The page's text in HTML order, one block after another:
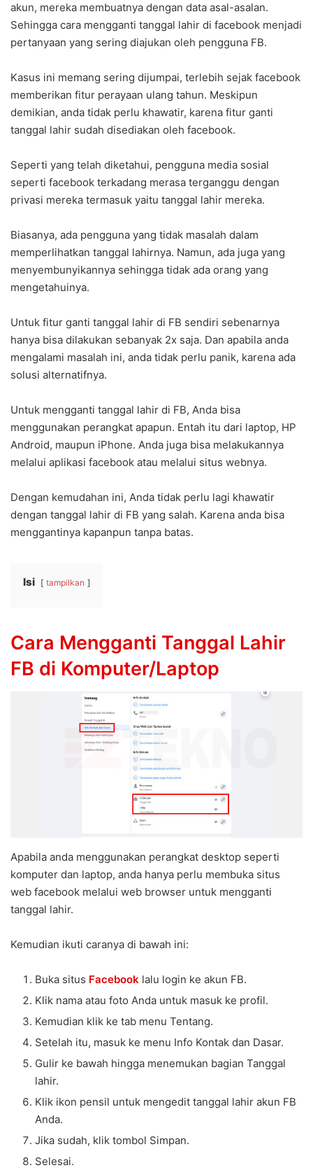
akun, mereka membuatnya dengan data asal-asalan.
Sehingga cara mengganti tanggal lahir di facebook menjadi
pertanyaan yang sering diajukan oleh pengguna FB.
Kasus ini memang sering dijumpai, terlebih sejak facebook
memberikan fitur perayaan ulang tahun. Meskipun
demikian, anda tidak perlu khawatir, karena fitur ganti
tanggal lahir sudah disediakan oleh facebook.
Seperti yang telah diketahui, pengguna media sosial
seperti facebook terkadang merasa terganggu dengan
privasi mereka termasuk yaitu tanggal lahir mereka.
Biasanya, ada pengguna yang tidak masalah dalam
memperlihatkan tanggal lahirnya. Namun, ada juga yang
menyembunyikannya sehingga tidak ada orang yang
mengetahuinya.
Untuk fitur ganti tanggal lahir di FB sendiri sebenarnya
hanya bisa dilakukan sebanyak 2x saja. Dan apabila anda
mengalami masalah ini, anda tidak perlu panik, karena ada
solusi alternatifnya.
Untuk mengganti tanggal lahir di FB, Anda bisa
menggunakan perangkat apapun. Entah itu dari laptop, HP
Android, maupun iPhone. Anda juga bisa melakukannya
melalui aplikasi facebook atau melalui situs webnya.
Dengan kemudahan ini, Anda tidak perlu lagi khawatir
dengan tanggal lahir di FB yang salah. Karena anda bisa
menggantinya kapanpun tanpa batas.
Isi tampilkan
Cara Mengganti Tanggal Lahir
FB di Komputer/Laptop
Apabila anda menggunakan perangkat desktop seperti
komputer dan laptop, anda hanya perlu membuka situs
web facebook melalui web browser untuk mengganti
tanggal lahir.
Kemudian ikuti caranya di bawah ini:
Buka situs Facebook lalu login ke akun FB.
Klik nama atau foto Anda untuk masuk ke profil.
Kemudian klik ke tab menu Tentang.
Setelah itu, masuk ke menu Info Kontak dan Dasar.
Gulir ke bawah hingga menemukan bagian Tanggal
lahir.
Klik ikon pensil untuk mengedit tanggal lahir akun FB
Anda.
Jika sudah, klik tombol Simpan.
Selesai.